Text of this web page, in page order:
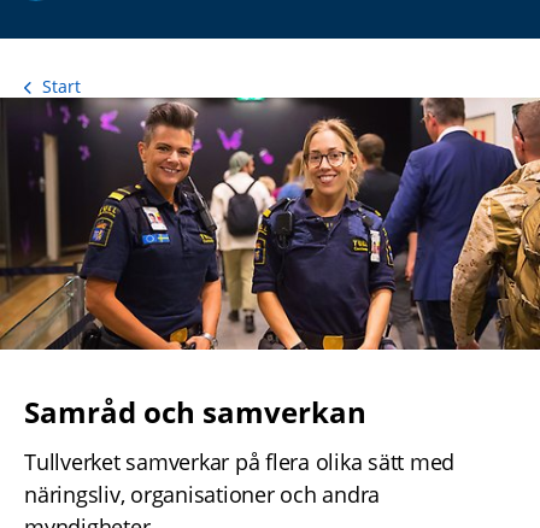
Start
Samråd och samverkan
Tullverket samverkar på flera olika sätt med
näringsliv, organisationer och andra